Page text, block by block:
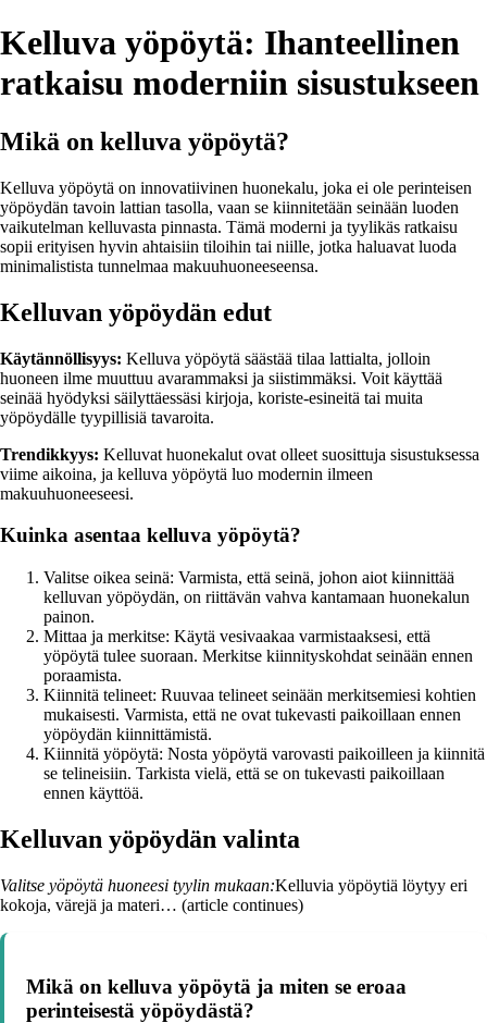
Kelluva yöpöytä: Ihanteellinen
ratkaisu moderniin sisustukseen
Mikä on kelluva yöpöytä?
Kelluva yöpöytä on innovatiivinen huonekalu, joka ei ole perinteisen
yöpöydän tavoin lattian tasolla, vaan se kiinnitetään seinään luoden
vaikutelman kelluvasta pinnasta. Tämä moderni ja tyylikäs ratkaisu
sopii erityisen hyvin ahtaisiin tiloihin tai niille, jotka haluavat luoda
minimalistista tunnelmaa makuuhuoneeseensa.
Kelluvan yöpöydän edut
Käytännöllisyys: Kelluva yöpöytä säästää tilaa lattialta, jolloin
huoneen ilme muuttuu avarammaksi ja siistimmäksi. Voit käyttää
seinää hyödyksi säilyttäessäsi kirjoja, koriste-esineitä tai muita
yöpöydälle tyypillisiä tavaroita.
Trendikkyys: Kelluvat huonekalut ovat olleet suosittuja sisustuksessa
viime aikoina, ja kelluva yöpöytä luo modernin ilmeen
makuuhuoneeseesi.
Kuinka asentaa kelluva yöpöytä?
Valitse oikea seinä: Varmista, että seinä, johon aiot kiinnittää
kelluvan yöpöydän, on riittävän vahva kantamaan huonekalun
painon.
Mittaa ja merkitse: Käytä vesivaakaa varmistaaksesi, että
yöpöytä tulee suoraan. Merkitse kiinnityskohdat seinään ennen
poraamista.
Kiinnitä telineet: Ruuvaa telineet seinään merkitsemiesi kohtien
mukaisesti. Varmista, että ne ovat tukevasti paikoillaan ennen
yöpöydän kiinnittämistä.
Kiinnitä yöpöytä: Nosta yöpöytä varovasti paikoilleen ja kiinnitä
se telineisiin. Tarkista vielä, että se on tukevasti paikoillaan
ennen käyttöä.
Kelluvan yöpöydän valinta
Valitse yöpöytä huoneesi tyylin mukaan:Kelluvia yöpöytiä löytyy eri
kokoja, värejä ja materi… (article continues)
Mikä on kelluva yöpöytä ja miten se eroaa
perinteisestä yöpöydästä?